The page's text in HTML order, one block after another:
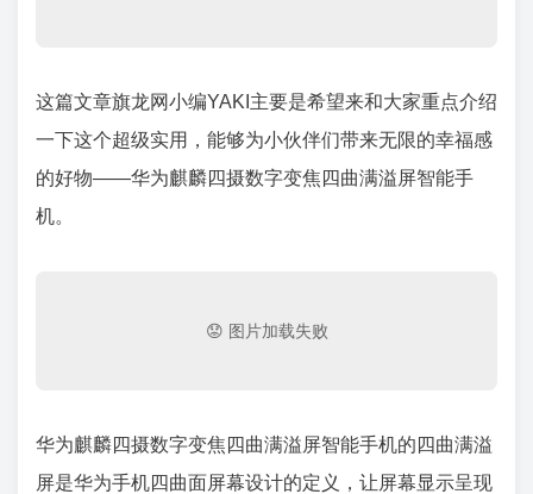
这篇文章旗龙网小编YAKI主要是希望来和大家重点介绍
一下这个超级实用，能够为小伙伴们带来无限的幸福感
的好物——华为麒麟四摄数字变焦四曲满溢屏智能手
机。
华为麒麟四摄数字变焦四曲满溢屏智能手机的四曲满溢
屏是华为手机四曲面屏幕设计的定义，让屏幕显示呈现